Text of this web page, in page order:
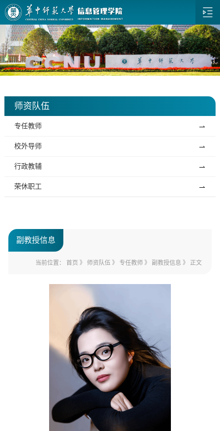
师资队伍
专任教师
校外导师
行政教辅
荣休职工
副教授信息
当前位置：首页 》 师资队伍 》专任教师 》 副教授信息 》 正文